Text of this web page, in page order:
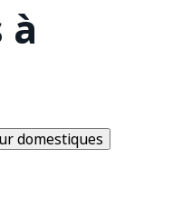
à
domestiques